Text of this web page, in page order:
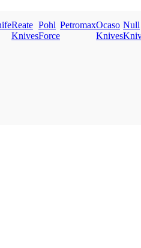
Reate
Knives
Pohl
Force
PetromaxOcaso
Knives
Null